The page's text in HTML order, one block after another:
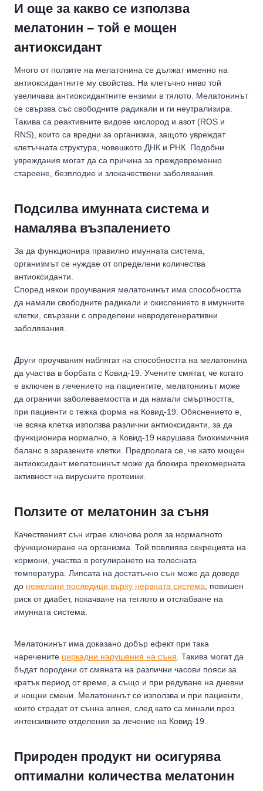
И още за какво се използва
мелатонин – той е мощен
антиоксидант
Много от ползите на мелатонина се дължат именно на
антиоксидантните му свойства. На клетъчно ниво той
увеличава антиоксидантните ензими в тялото. Мелатонинът
се свързва със свободните радикали и ги неутрализира.
Такива са реактивните видове кислород и азот (ROS и
RNS), които са вредни за организма, защото увреждат
клетъчната структура, човешкото ДНК и РНК. Подобни
увреждания могат да са причина за преждевременно
стареене, безплодие и злокачествени заболявания.
Подсилва имунната система и
намалява възпалението
За да функционира правилно имунната система,
организмът се нуждае от определени количества
антиоксиданти.
Според някои проучвания мелатонинът има способността
да намали свободните радикали и окислението в имунните
клетки, свързани с определени невродегенеративни
заболявания.
Други проучвания наблягат на способността на мелатонина
да участва в борбата с Ковид-19. Учените смятат, че когато
е включен в лечението на пациентите, мелатонинът може
да ограничи заболеваемостта и да намали смъртността,
при пациенти с тежка форма на Ковид-19. Обяснението е,
че всяка клетка използва различни антиоксиданти, за да
функционира нормално, а Ковид-19 нарушава биохимичния
баланс в заразените клетки. Предполага се, че като мощен
антиоксидант мелатонинът може да блокира прекомерната
активност на вирусните протеини.
Ползите от мелатонин за съня
Качественият сън играе ключова роля за нормалното
функциониране на организма. Той повлиява секрецията на
хормони, участва в регулирането на телесната
температура. Липсата на достатъчно сън може да доведе
до нежелани последици върху нервната система , повишен
риск от диабет, покачване на теглото и отслабване на
имунната система.
Мелатонинът има доказано добър ефект при така
наречените циркадни нарушения на съня . Такива могат да
бъдат породени от смяната на различни часови пояси за
кратък период от време, а също и при редуване на дневни
и нощни смени. Мелатонинът се използва и при пациенти,
които страдат от сънна апнея, след като са минали през
интензивните отделения за лечение на Ковид-19.
Природен продукт ни осигурява
оптимални количества мелатонин